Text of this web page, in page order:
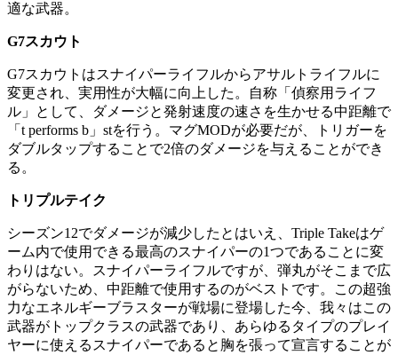
適な武器。
G7スカウト
G7スカウトはスナイパーライフルからアサルトライフルに
変更され、実用性が大幅に向上した。自称「偵察用ライフ
ル」として、ダメージと発射速度の速さを生かせる中距離で
「t performs b」stを行う。マグMODが必要だが、トリガーを
ダブルタップすることで2倍のダメージを与えることができ
る。
トリプルテイク
シーズン12でダメージが減少したとはいえ、Triple Takeはゲ
ーム内で使用できる最高のスナイパーの1つであることに変
わりはない。スナイパーライフルですが、弾丸がそこまで広
がらないため、中距離で使用するのがベストです。この超強
力なエネルギーブラスターが戦場に登場した今、我々はこの
武器がトップクラスの武器であり、あらゆるタイプのプレイ
ヤーに使えるスナイパーであると胸を張って宣言することが